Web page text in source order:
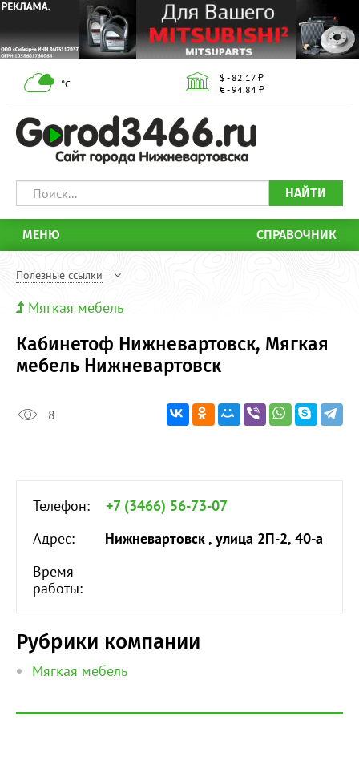
°С
$ - 82.17 ₽
€ - 94.84 ₽
НАЙТИ
МЕНЮ СПРАВОЧНИК
Полезные ссылки
Мягкая мебель
Кабинетоф Нижневартовск, Мягкая
мебель Нижневартовск
8
Телефон:
+7 (3466) 56-73-07
Адрес:
Нижневартовск , улица 2П-2, 40-а
Время
работы:
Рубрики компании
Мягкая мебель